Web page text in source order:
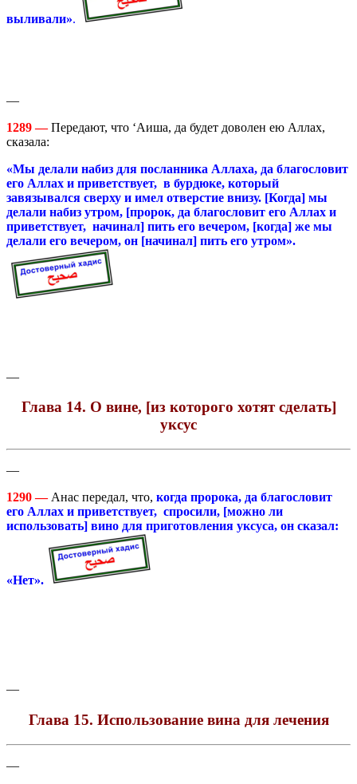
выливали».
—
1289 —Передают, что ‘Аиша, да будет доволен ею Аллах,
сказала:
«Мы делали набиз для посланника Аллаха, да благословит
его Аллах и приветствует, в бурдюке, который
завязывался сверху и имел отверстие внизу. [Когда] мы
делали набиз утром, [пророк, да благословит его Аллах и
приветствует, начинал] пить его вечером, [когда] же мы
делали его вечером, он [начинал] пить его утром».
—
Глава 14. О вине, [из которого хотят сделать]
уксус
—
1290 —Анас передал, что, когда пророка, да благословит
его Аллах и приветствует, спросили, [можно ли
использовать] вино для приготовления уксуса, он сказал:
«Нет».
—
Глава 15. Использование вина для лечения
—